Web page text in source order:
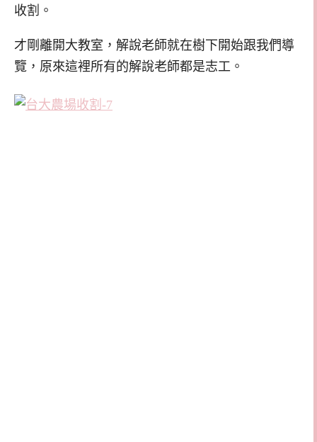
收割。
才剛離開大教室，解說老師就在樹下開始跟我們導
覽，原來這裡所有的解說老師都是志工。